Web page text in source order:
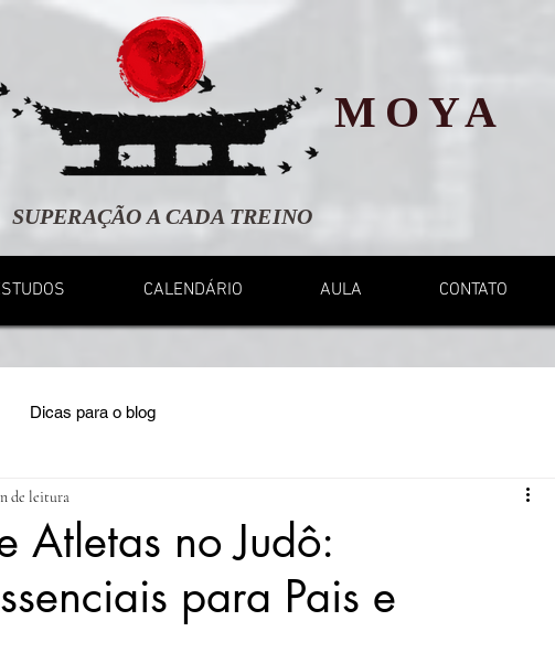
MOYA
SUPERAÇÃO A CADA TREINO
CALENDÁRIO AULA CONTATO
Dicas para o blog
Atletas no Judô:
para Pais e
de leitura